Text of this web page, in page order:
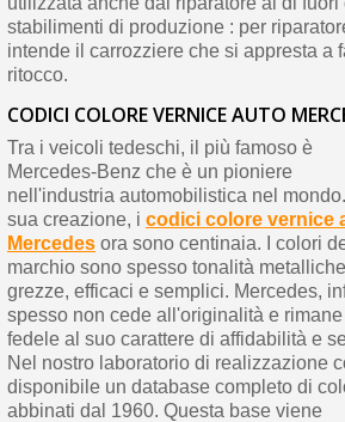
stabilimenti di produzione : per
intende il carrozziere che si appresta a
ritocco.
CODICI COLORE VERNICE AUTO
Tra i veicoli tedeschi, il più famoso è
Mercedes-Benz che è un pioniere
nell'industria automobilistica nel
sua creazione, i codici colore vernice
Mercedesora sono centinaia. I colori
marchio sono spesso tonalità metalliche
grezze, efficaci e semplici. Mercedes,
spesso non cede all'originalità e rimane
fedele al suo carattere di affidabilità e
Nel nostro laboratorio di realizzazione
disponibile un database completo di
abbinati dal 1960. Questa base viene